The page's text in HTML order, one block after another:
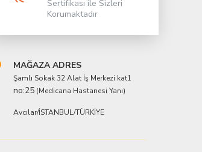
Sertifikası ile Sizleri
Korumaktadır
MAĞAZA ADRES
Şamlı Sokak 32 Alat İş Merkezi kat1
no:25 (Medicana Hastanesi Yanı)
Avcılar/İSTANBUL/TÜRKİYE